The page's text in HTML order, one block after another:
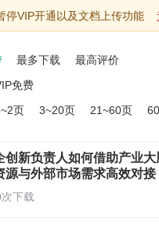
停VIP开通以及文档上传功能
最多下载
最高评价
免费
页 3~20页 21~60页
创新负责人如何借助产业
源与外部市场需求高效对接
下载